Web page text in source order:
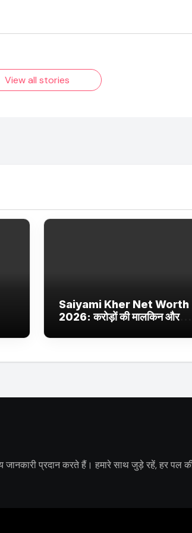
Pooja Hegde की फिल्मों का जादू
View all stories
Saiyami Kher Net Worth
2026: करोड़ों की मालकिन और
ट्रेंडिंग में
जानकारी प्रदान करते हैं। हमारे साथ जुड़े रहें, हर पल